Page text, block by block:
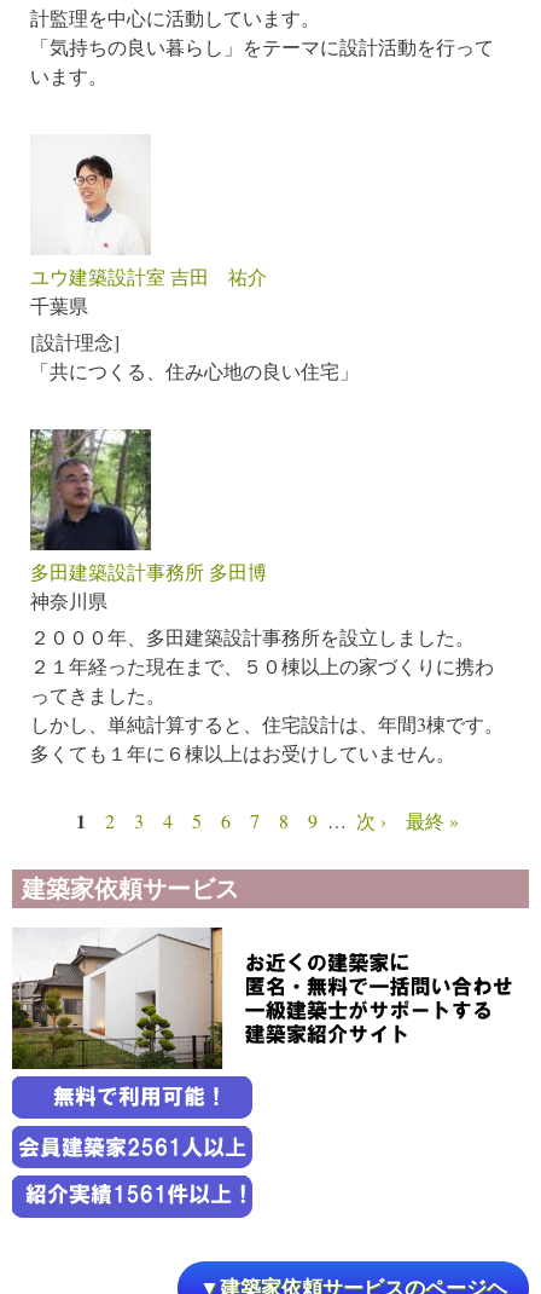
計監理を中心に活動しています。
「気持ちの良い暮らし」をテーマに設計活動を行って
います。
ユウ建築設計室 吉田 祐介
千葉県
[設計理念]
「共につくる、住み心地の良い住宅」
多田建築設計事務所 多田博
神奈川県
２０００年、多田建築設計事務所を設立しました。
２１年経った現在まで、５０棟以上の家づくりに携わ
ってきました。
しかし、単純計算すると、住宅設計は、年間3棟です。
多くても１年に６棟以上はお受けしていません。
ページ
1 2 3 4 5 6 7 8 9 … 次 › 最終 »
建築家依頼サービス
▼建築家依頼サービスのページヘ